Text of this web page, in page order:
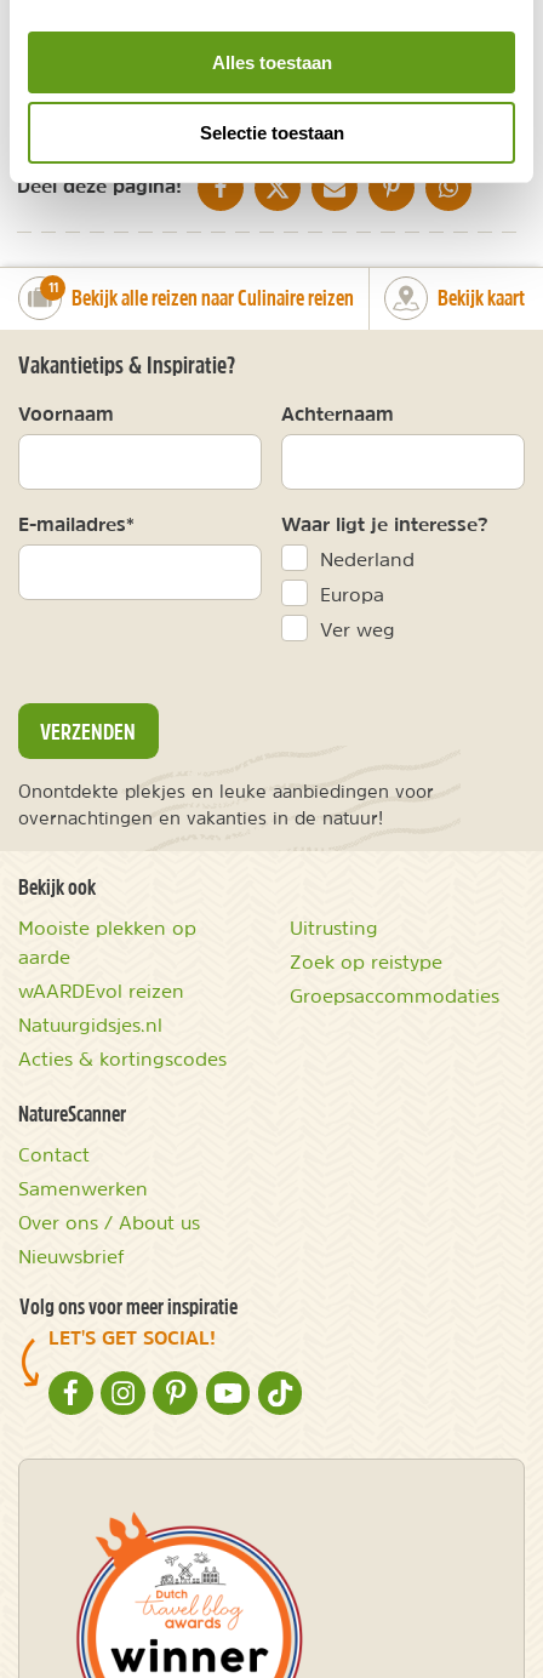
Alles toestaan
Selectie toestaan
BEKIJK
Deel deze pagina! DELEN OP FACEBOOK
DELEN OP XDELEN VIA DE MAIL
DELEN OP PINTEREST
DELEN OP
number_of_trips:
11 Bekijk alle reizen naar Culinaire reizen Bekijk kaart
Vakantietips & Inspiratie?
Voornaam Achternaam
E-mailadres* Waar ligt je interesse?
Nederland
Europa
Ver weg
VERZENDEN
Onontdekte plekjes en leuke aanbiedingen voor
overnachtingen en vakanties in de natuur!
Bekijk ook
Mooiste plekken op
aarde
wAARDEvol reizen
Natuurgidsjes.nl
Acties & kortingscodes
Uitrusting
Zoek op reistype
Groepsaccommodaties
NatureScanner
Contact
Samenwerken
Over ons / About us
Nieuwsbrief
Volg ons voor meer inspiratie
LET'S GET SOCIAL!
NATURESCANNER OP FACEBOOK
NATURESCANNER OP INSTAGRAM
NATURESCANNER OP PINTEREST
NATURESCANNER OP YOUTUBE
NATURESCANNER OP TIKTOK